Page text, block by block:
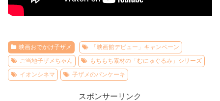
映画おでかけ子ザメ
「映画館デビュー」キャンペーン
ご当地子ザメちゃん
もちもち素材の「むにゅぐるみ」シリーズ
イオンシネマ
子ザメのパンケーキ
スポンサーリンク